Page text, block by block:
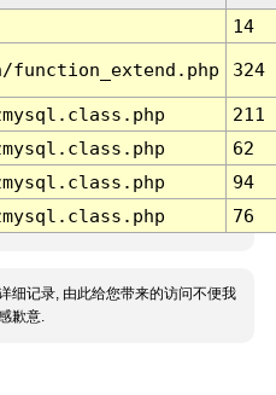
14
324
211
62
94
76
细记录, 由此给您带来的访问不便我
歉意.